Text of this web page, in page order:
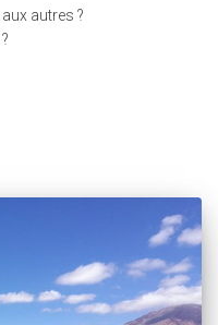
aux autres ?
?